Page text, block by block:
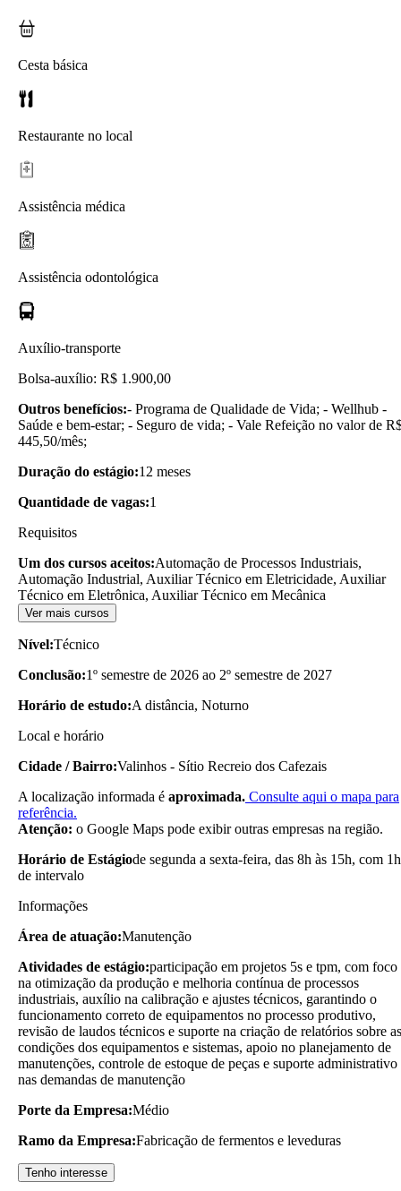
Cesta básica
Restaurante no local
Assistência médica
Assistência odontológica
Auxílio-transporte
Bolsa-auxílio: R$ 1.900,00
Outros benefícios:- Programa de Qualidade de Vida; - Wellhub -
Saúde e bem-estar; - Seguro de vida; - Vale Refeição no valor de
445,50/mês;
Duração do estágio:12 meses
Quantidade de vagas:1
Requisitos
Um dos cursos aceitos:Automação de Processos Industriais,
Automação Industrial, Auxiliar Técnico em Eletricidade, Auxiliar
Técnico em Eletrônica, Auxiliar Técnico em Mecânica
Ver mais cursos
Nível:Técnico
Conclusão:1º semestre de 2026 ao 2º semestre de 2027
Horário de estudo:A distância, Noturno
Local e horário
Cidade / Bairro:Valinhos - Sítio Recreio dos Cafezais
A localização informada é aproximada. Consulte aqui o mapa para
referência.
Atenção: o Google Maps pode exibir outras empresas na região.
Horário de Estágiode segunda a sexta-feira, das 8h às 15h, com 1h
de intervalo
Informações
Área de atuação:Manutenção
Atividades de estágio:participação em projetos 5s e tpm, com foco
na otimização da produção e melhoria contínua de processos
industriais, auxílio na calibração e ajustes técnicos, garantindo o
funcionamento correto de equipamentos no processo produtivo,
revisão de laudos técnicos e suporte na criação de relatórios sobre as
condições dos equipamentos e sistemas, apoio no planejamento de
manutenções, controle de estoque de peças e suporte administrativo
nas demandas de manutenção
Porte da Empresa:Médio
Ramo da Empresa:Fabricação de fermentos e leveduras
Tenho interesse